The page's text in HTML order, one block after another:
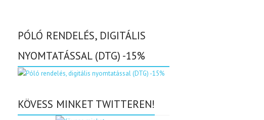
PÓLÓ RENDELÉS, DIGITÁLIS
NYOMTATÁSSAL (DTG) -15%
KÖVESS MINKET TWITTEREN!